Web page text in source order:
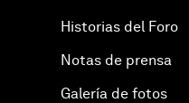
Historias del Foro
Notas de prensa
Galería de fotos